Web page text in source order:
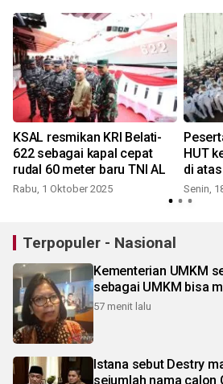
KSAL resmikan KRI Belati-
622 sebagai kapal cepat
rudal 60 meter baru TNI AL
Rabu, 1 Oktober 2025
HUT
di
Senin,
Terpopuler - Nasional
Kementerian UMKM
sebagai UMKM bisa
57 menit lalu
Istana sebut Destry
sejumlah nama calon